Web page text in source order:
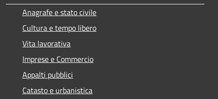
Anagrafe e stato civile
Cultura e tempo libero
Vita lavorativa
Imprese e Commercio
Appalti pubblici
Catasto e urbanistica